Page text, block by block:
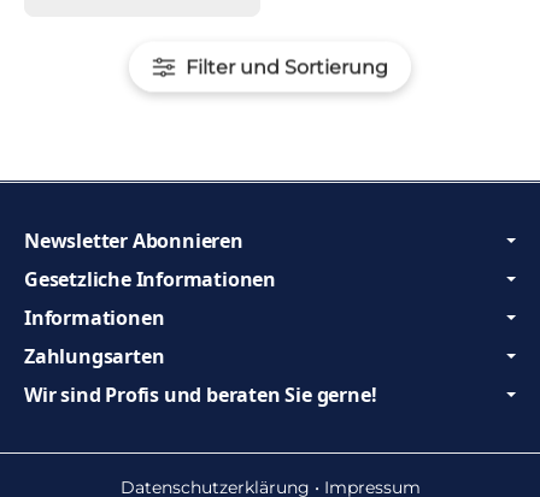
Filter und Sortierung
Gesetzliche Informationen
Informationen
Zahlungsarten
Wir sind Profis und beraten Sie gerne!
Newsletter Abonnieren
Datenschutzerklärung • Impressum